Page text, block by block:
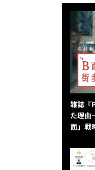
雑誌『
た理由
面」戦